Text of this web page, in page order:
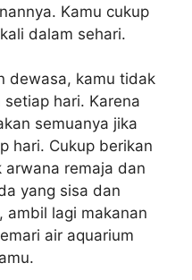
Kamu cukup
dalam sehari.
dewasa, kamu tidak
hari. Karena
semuanya jika
hari. Cukup berikan
arwana remaja dan
yang sisa dan
ambil lagi makanan
air aquarium